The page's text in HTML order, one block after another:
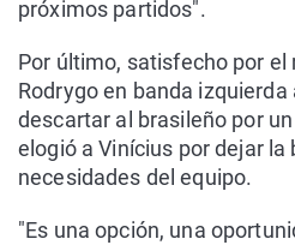
próximos partidos".
Por último, satisfecho por el
Rodrygo en banda
descartar al brasileño por
elogió a Vinícius por dejar
necesidades del equipo.
"Es una opción, una